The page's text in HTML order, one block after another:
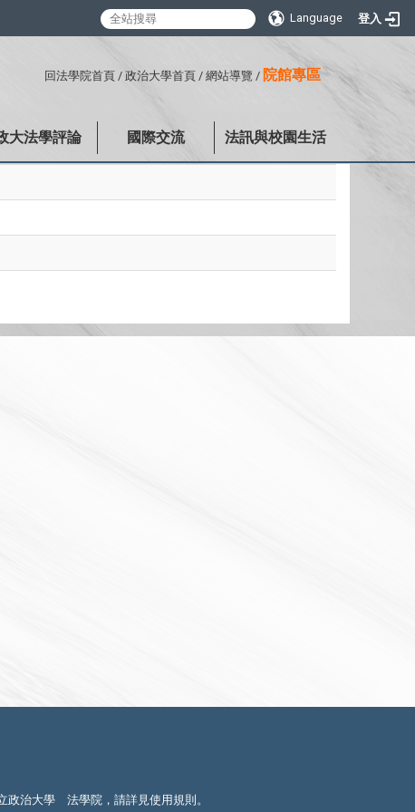
Language 登入
回法學院首頁 / 政治大學首頁 / 網站導覽 / 院館專區
大法學評論 國際交流 法訊與校園生活
政治大學 法學院，請詳見使用規則 。